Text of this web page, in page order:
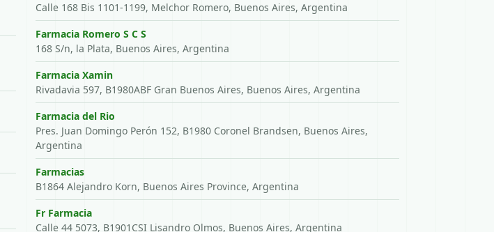
Calle 168 Bis 1101-1199, Melchor Romero, Buenos Aires, Argentina
Farmacia Romero S C S
168 S/n, la Plata, Buenos Aires, Argentina
Farmacia Xamin
Rivadavia 597, B1980ABF Gran Buenos Aires, Buenos Aires, Argentina
Farmacia del Rio
Pres. Juan Domingo Perón 152, B1980 Coronel Brandsen, Buenos Aires,
Argentina
Farmacias
B1864 Alejandro Korn, Buenos Aires Province, Argentina
Fr Farmacia
Calle 44 5073, B1901CSI Lisandro Olmos, Buenos Aires, Argentina